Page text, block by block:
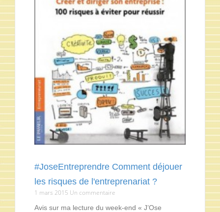
#JoseEntreprendre Comment déjouer
les risques de l'entreprenariat ?
1 mars 2015 Un commentaire
Avis sur ma lecture du week-end « J’Ose